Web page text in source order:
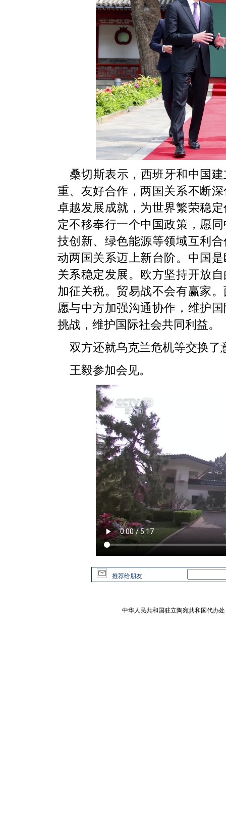
桑切斯表示，西班牙和中国
重、友好合作，两国关系不断
卓越发展成就，为世界繁荣稳
定不移奉行一个中国政策，愿
技创新、绿色能源等领域互利
动两国关系迈上新台阶。中国
关系稳定发展。欧方坚持开放
加征关税。贸易战不会有赢家
愿与中方加强沟通协作，维护
挑战，维护国际社会共同利益。
双方还就乌克兰危机等交换了
王毅参加会见。
推荐给朋友
中华人民共和国驻立陶宛共和国代办处